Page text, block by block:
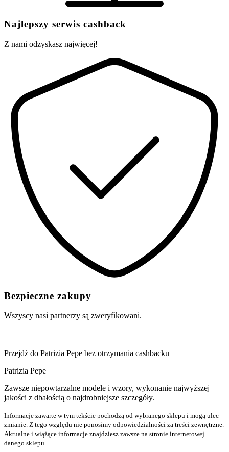
Najlepszy serwis cashback
Z nami odzyskasz najwięcej!
Bezpieczne zakupy
Wszyscy nasi partnerzy są zweryfikowani.
Przejdź do Patrizia Pepe bez otrzymania cashbacku
Patrizia Pepe
Zawsze niepowtarzalne modele i wzory, wykonanie najwyższej
jakości z dbałością o najdrobniejsze szczegóły.
Informacje zawarte w tym tekście pochodzą od wybranego sklepu i mogą ulec
zmianie. Z tego względu nie ponosimy odpowiedzialności za treści zewnętrzne.
Aktualne i wiążące informacje znajdziesz zawsze na stronie internetowej
danego sklepu.